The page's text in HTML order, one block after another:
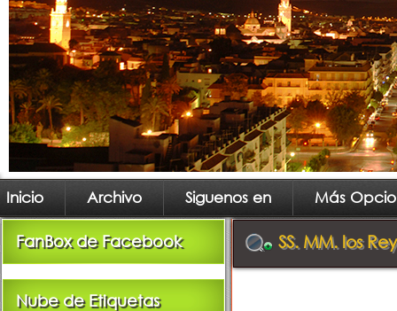
Inicio Archivo Siguenos en Más
FanBox de Facebook
Nube de Etiquetas
SS. MM. los